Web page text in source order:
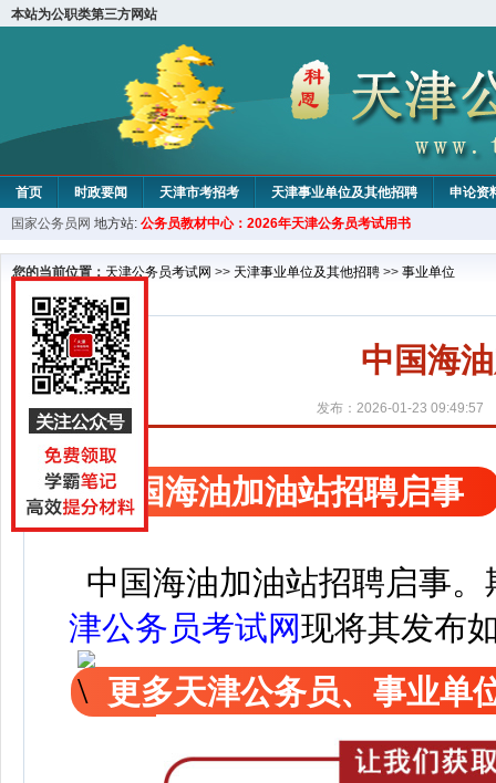
本站为公职类第三方网站
首页 时政要闻 天津市考招考 天津事业单位及其他招聘 申论资
教材中心
国家公务员网 地方站: 公务员教材中心：2026年天津公务员考试用书
您的当前位置： 天津公务员考试网 >> 天津事业单位及其他招聘 >> 事业单位
中国海
发布：2026-01-23 09:49:57
中国海油加油站招聘启事
中国海油加油站招聘启事。
津公务员考试网现将其发布
更多天津公务员、事业单